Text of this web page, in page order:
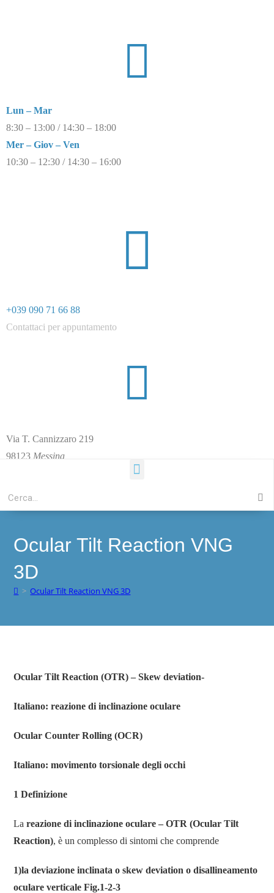
Lun – Mar
8:30 – 13:00 / 14:30 – 18:00
Mer – Giov – Ven
10:30 – 12:30 / 14:30 – 16:00
+039 090 71 66 88
Contattaci per appuntamento
Via T. Cannizzaro 219
98123 Messina
Ocular Tilt Reaction VNG
3D
> Ocular Tilt Reaction VNG 3D
Ocular Tilt Reaction (OTR) – Skew deviation-
Italiano: reazione di inclinazione oculare
Ocular Counter Rolling (OCR)
Italiano: movimento torsionale degli occhi
1 Definizione
Lareazione di inclinazione oculare – OTR (Ocular Tilt
Reaction), è un complesso di sintomi che comprende
1)la deviazione inclinata o skew deviation o disallineamento
oculare verticale Fig.1-2-3